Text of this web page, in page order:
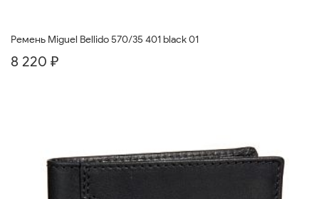
Ремень Miguel Bellido 570/35 401 black 01
8 220 ₽